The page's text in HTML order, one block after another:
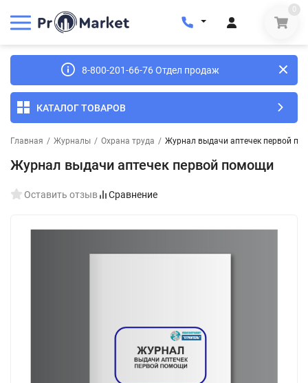
0
8-800-201-66-76 Отдел продаж
КАТАЛОГ ТОВАРОВ
Главная / Журналы / Охрана труда / Журнал выдачи аптечек первой
Журнал выдачи аптечек первой помощи
Оставить отзыв Сравнение